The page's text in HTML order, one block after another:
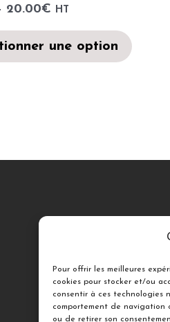
Pour offrir les meilleures
cookies pour stocker et/ou
consentir à ces technologies
comportement de navigation
ou de retirer son
20.00€ HT
une option
DÉCOUVRIR